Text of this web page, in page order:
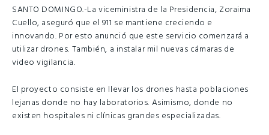
SANTO DOMINGO.-La viceministra de la Presidencia, Zoraima
Cuello, aseguró que el 911 se mantiene creciendo e
innovando. Por esto anunció que este servicio comenzará a
utilizar drones. También, a instalar mil nuevas cámaras de
video vigilancia.
El proyecto consiste en llevar los drones hasta poblaciones
lejanas donde no hay laboratorios. Asimismo, donde no
existen hospitales ni clínicas grandes especializadas.